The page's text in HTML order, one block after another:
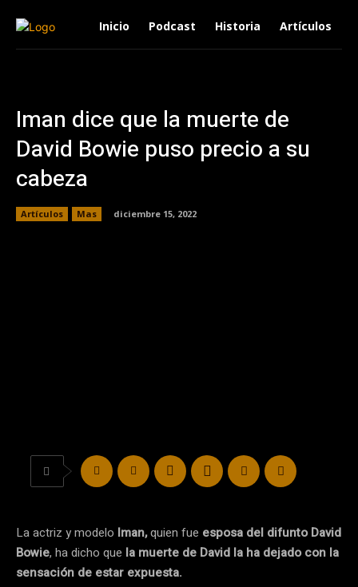
Inicio Podcast Historia Artículos
Iman dice que la muerte de
David Bowie puso precio a su
cabeza
Artículos Mas diciembre 15, 2022
La actriz y modelo Iman,quien fue esposa del difunto David
Bowie, ha dicho que la muerte de David la ha dejado con la
sensación de estar expuesta.